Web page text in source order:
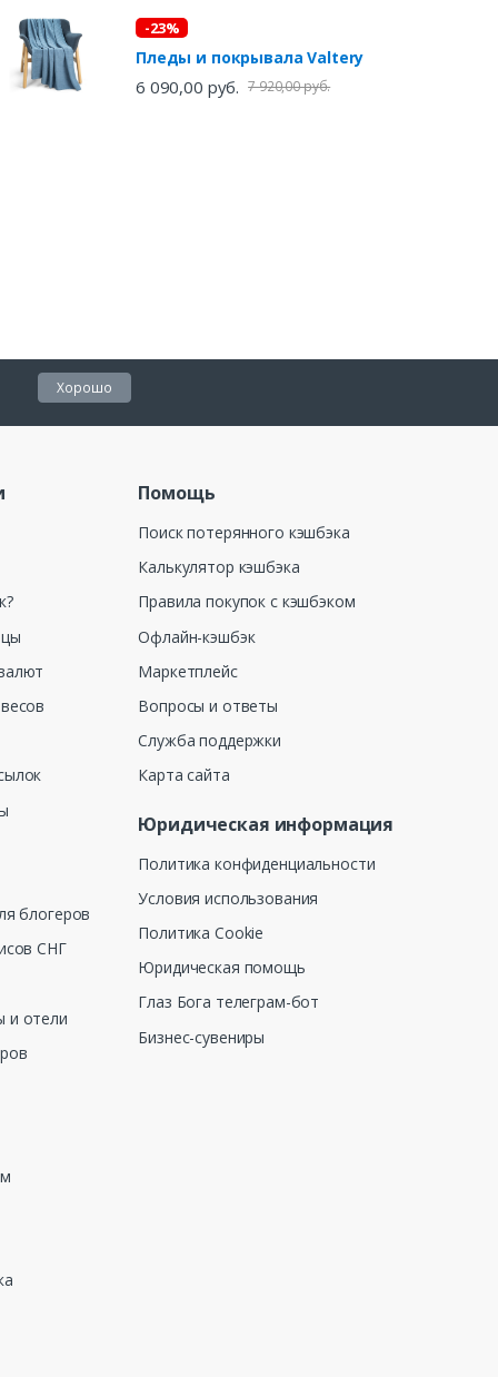
-23%
Пледы и покрывала Valtery
6 090,00 руб. 7 920,00 руб.
Хорошо
блогеров
СНГ
и отели
Помощь
Поиск потерянного кэшбэка
Калькулятор кэшбэка
Правила покупок с кэшбэком
Офлайн-кэшбэк
Маркетплейс
Вопросы и ответы
Служба поддержки
Карта сайта
Юридическая информация
Политика конфиденциальности
Условия использования
Политика Cookie
Юридическая помощь
Глаз Бога телеграм-бот
Бизнес-сувениры